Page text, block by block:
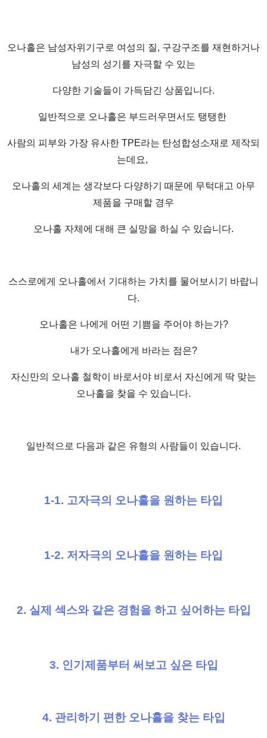
오나홀은 남성자위기구로 여성의 질, 구강구조를 재현하거나
남성의 성기를 자극할 수 있는
다양한 기술들이 가득담긴 상품입니다.
일반적으로 오나홀은 부드러우면서도 탱탱한
사람의 피부와 가장 유사한 TPE라는 탄성합성소재로 제작되
는데요,
오나홀의 세계는 생각보다 다양하기 때문에 무턱대고 아무
제품을 구매할 경우
오나홀 자체에 대해 큰 실망을 하실 수 있습니다.
스스로에게 오나홀에서 기대하는 가치를 물어보시기 바랍니
다.
오나홀은 나에게 어떤 기쁨을 주어야 하는가?
내가 오나홀에게 바라는 점은?
자신만의 오나홀 철학이 바로서야 비로서 자신에게 딱 맞는
오나홀을 찾을 수 있습니다.
일반적으로 다음과 같은 유형의 사람들이 있습니다.
1-1. 고자극의 오나홀을 원하는 타입
1-2. 저자극의 오나홀을 원하는 타입
2. 실제 섹스와 같은 경험을 하고 싶어하는 타입
3. 인기제품부터 써보고 싶은 타입
4. 관리하기 편한 오나홀을 찾는 타입